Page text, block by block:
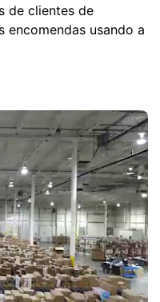
de clientes de
encomendas usando a